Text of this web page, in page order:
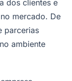
dos clientes e
mercado. De
parcerias
ambiente